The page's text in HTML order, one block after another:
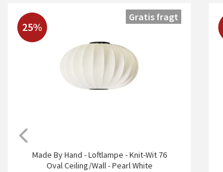
25%
Made By Hand - Loftlampe - Knit-Wit 76
Oval Ceiling/Wall - Pearl White
Gratis fragt